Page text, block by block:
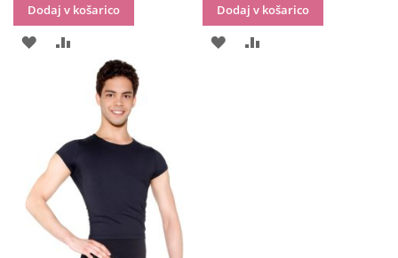
Dodaj v košarico
DODAJ
PRIMERJAVO
Dodaj v košarico
DODAJ